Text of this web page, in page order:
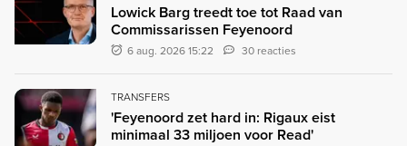
Lowick Barg treedt toe tot Raad van
Commissarissen Feyenoord
6 aug. 2026 15:22 30 reacties
TRANSFERS
'Feyenoord zet hard in: Rigaux eist
minimaal 33 miljoen voor Read'